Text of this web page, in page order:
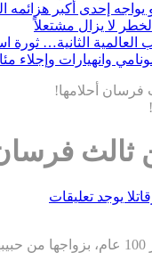
إحدى أكبر هزائمه
لا يزال مشتعلاً
الثانية… ثورة
لا يوجد تعليقات